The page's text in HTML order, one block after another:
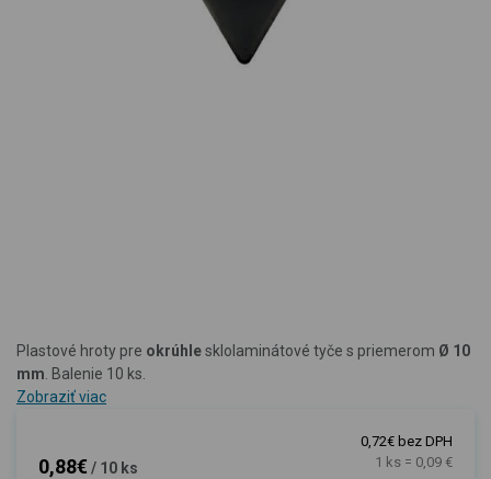
Plastové hroty pre okrúhlesklolaminátové tyče s priemerom Ø 10
mm . Balenie 10 ks.
Zobraziť viac
0,88€ / 10 ks
0,72€ bez DPH
1 ks = 0,09 €